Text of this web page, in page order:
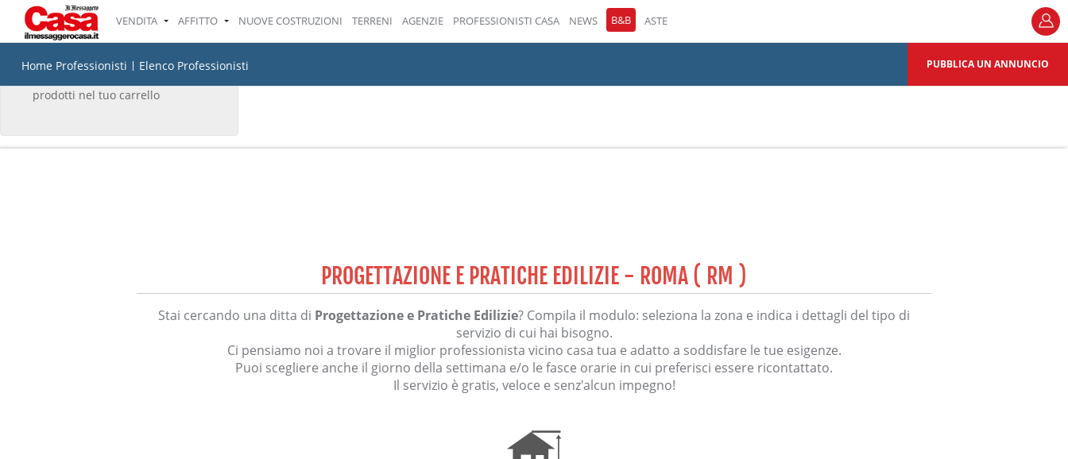
IL TUO CARRELLO
prodotti nel tuo carrello
VENDITA AFFITTO NUOVE COSTRUZIONI TERRENI AGENZIE PROFESSIONISTI CASA NEWS B&B ASTE
PUBBLICA UN ANNUNCIO
Home Professionisti Elenco Professionisti
PROGETTAZIONE E PRATICHE EDILIZIE - ROMA ( RM )
Stai cercando una ditta di Progettazione e Pratiche Edilizie? Compila il modulo: seleziona la zona e indica i dettagli del tipo di
servizio di cui hai bisogno.
Ci pensiamo noi a trovare il miglior professionista vicino casa tua e adatto a soddisfare le tue esigenze.
Puoi scegliere anche il giorno della settimana e/o le fasce orarie in cui preferisci essere ricontattato.
Il servizio è gratis, veloce e senz'alcun impegno!